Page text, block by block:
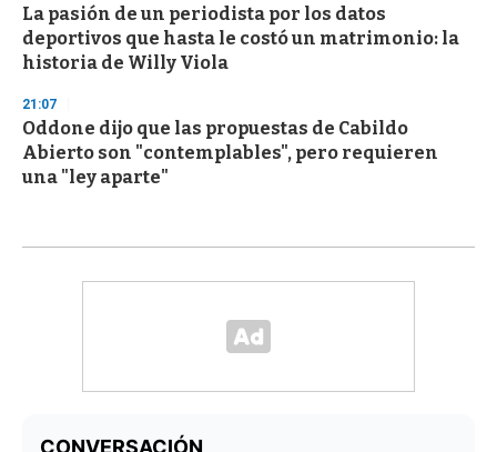
La pasión de un periodista por los datos
deportivos que hasta le costó un matrimonio: la
historia de Willy Viola
21:07
Oddone dijo que las propuestas de Cabildo
Abierto son "contemplables", pero requieren
una "ley aparte"